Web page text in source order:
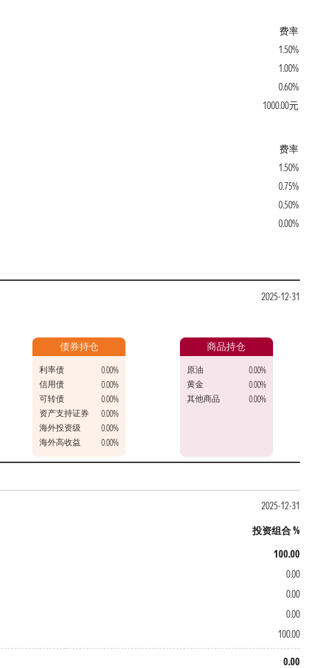
费率
1.50%
1.00%
0.60%
1000.00元
费率
1.50%
0.75%
0.50%
0.00%
2025-12-31
债券持仓
利率债
0.00%
信用债
0.00%
可转债
0.00%
资产支持证券
0.00%
海外投资级
0.00%
海外高收益
0.00%
商品持仓
原油
0.00%
黄金
0.00%
其他商品
0.00%
2025-12-31
投资组合 %
100.00
0.00
0.00
0.00
100.00
0.00